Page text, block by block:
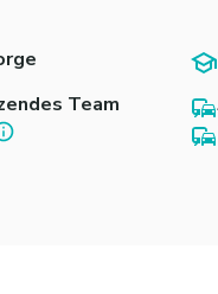
Team